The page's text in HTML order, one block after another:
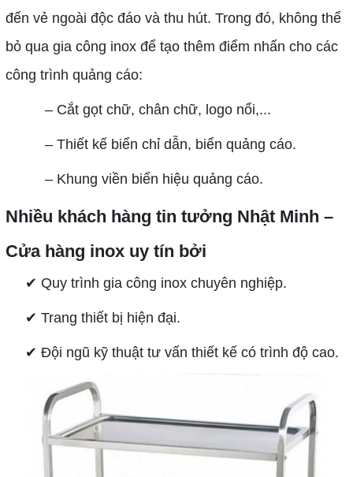
đến vẻ ngoài độc đáo và thu hút. Trong đó, không thể
bỏ qua gia công inox để tạo thêm điểm nhấn cho các
công trình quảng cáo:
– Cắt gọt chữ, chân chữ, logo nổi,...
– Thiết kế biển chỉ dẫn, biển quảng cáo.
– Khung viền biển hiệu quảng cáo.
Nhiều khách hàng tin tưởng Nhật Minh –
Cửa hàng inox uy tín bởi
✔ Quy trình gia công inox chuyên nghiệp.
✔ Trang thiết bị hiện đại.
✔ Đội ngũ kỹ thuật tư vấn thiết kế có trình độ cao.